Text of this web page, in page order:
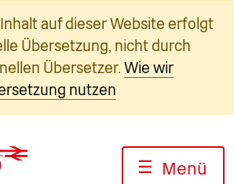
auf dieser Website erfolgt
Übersetzung, nicht durch
Übersetzer. Wie wir
nutzen
☰ Menü